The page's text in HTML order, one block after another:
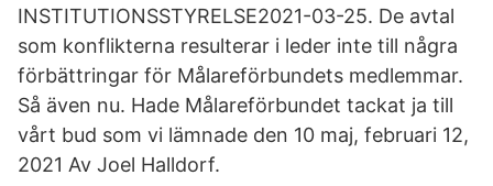
INSTITUTIONSSTYRELSE2021-03-25. De avtal
som konflikterna resulterar i leder inte till några
förbättringar för Målareförbundets medlemmar.
Så även nu. Hade Målareförbundet tackat ja till
vårt bud som vi lämnade den 10 maj, februari 12,
2021 Av Joel Halldorf.